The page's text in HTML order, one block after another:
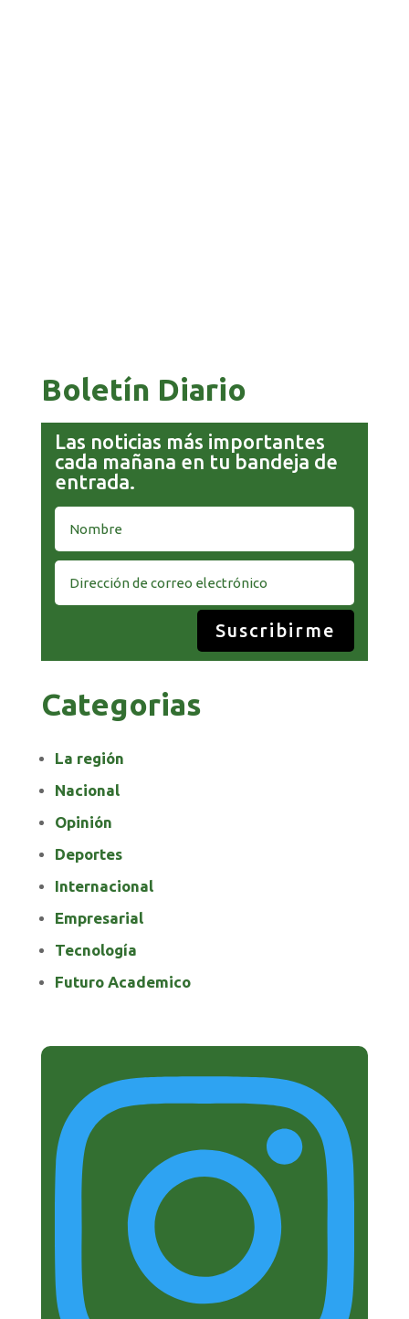
Boletín Diario
Las noticias más importantes
cada mañana en tu bandeja de
entrada.
Suscribirme
Categorias
La región
Nacional
Opinión
Deportes
Internacional
Empresarial
Tecnología
Futuro Academico